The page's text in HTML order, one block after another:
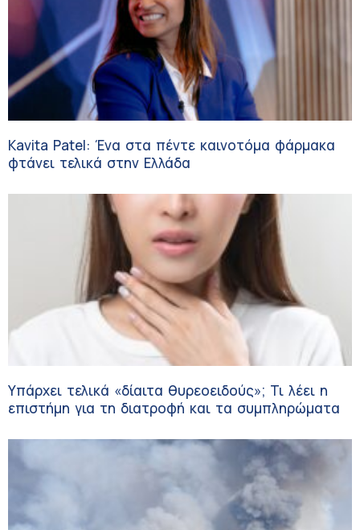
Kavita Patel: Ένα στα πέντε καινοτόμα φάρμακα
φτάνει τελικά στην Ελλάδα
Υπάρχει τελικά «δίαιτα θυρεοειδούς»; Τι λέει η
επιστήμη για τη διατροφή και τα συμπληρώματα